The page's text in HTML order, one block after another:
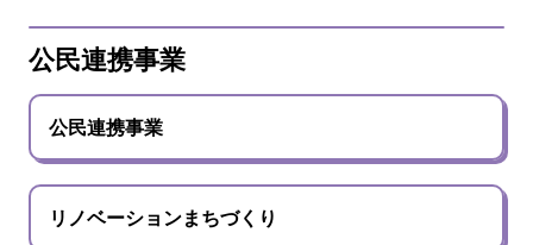
公民連携事業
公民連携事業
リノベーションまちづくり